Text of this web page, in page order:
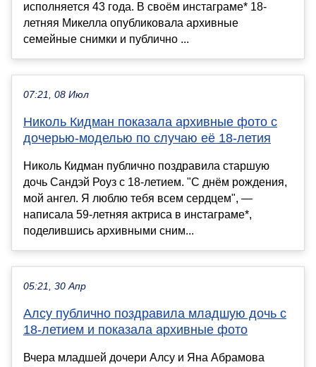
исполняется 43 года. В своём инстаграме* 18-
летняя Микелла опубликовала архивные
семейные снимки и публично ...
07:21, 08 Июл
Николь Кидман показала архивные фото с
дочерью-моделью по случаю её 18-летия
Николь Кидман публично поздравила старшую
дочь Сандэй Роуз с 18-летием. "С днём рождения,
мой ангел. Я люблю тебя всем сердцем", —
написала 59-летняя актриса в инстаграме*,
поделившись архивными сним...
05:21, 30 Апр
Алсу публично поздравила младшую дочь с
18-летием и показала архивные фото
Вчера младшей дочери Алсу и Яна Абрамова